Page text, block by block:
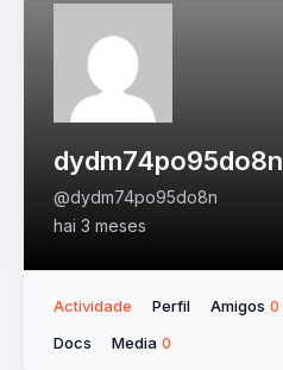
dydm74po95do8n
@dydm74po95do8n
hai 3 meses
Actividade Perfil Amigos 0
Docs
Media 0